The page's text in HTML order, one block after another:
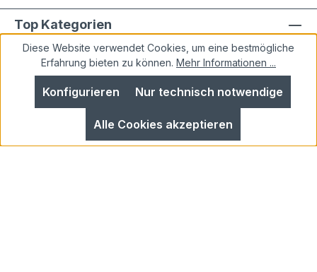
Top Kategorien
Alle Preise inkl. gesetzl. Mehrwertsteuer zzgl.
Versandkostenund ggf. Nachnahmegebühren, wenn
nicht anders angegeben.
Diese Website verwendet Cookies, um eine bestmögliche
Erfahrung bieten zu können. Mehr Informationen ...
Nur technisch notwendige
Konfigurieren
Alle Cookies akzeptieren